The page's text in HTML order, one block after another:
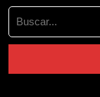
Buscar: